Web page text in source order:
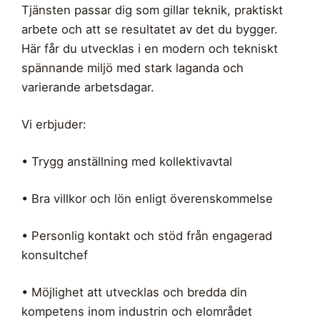
Tjänsten passar dig som gillar teknik, praktiskt
arbete och att se resultatet av det du bygger.
Här får du utvecklas i en modern och tekniskt
spännande miljö med stark laganda och
varierande arbetsdagar.
Vi erbjuder:
• Trygg anställning med kollektivavtal
• Bra villkor och lön enligt överenskommelse
• Personlig kontakt och stöd från engagerad
konsultchef
• Möjlighet att utvecklas och bredda din
kompetens inom industrin och elområdet